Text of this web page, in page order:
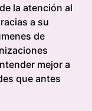
la atención al
a su
de
mejor a
que antes